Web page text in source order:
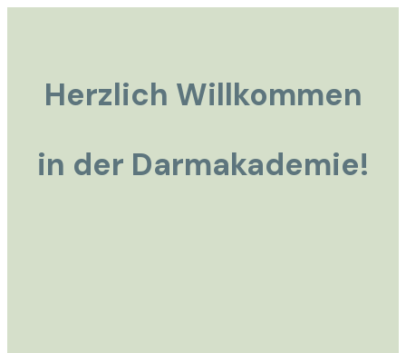
Herzlich Willkommen
in der Darmakademie!